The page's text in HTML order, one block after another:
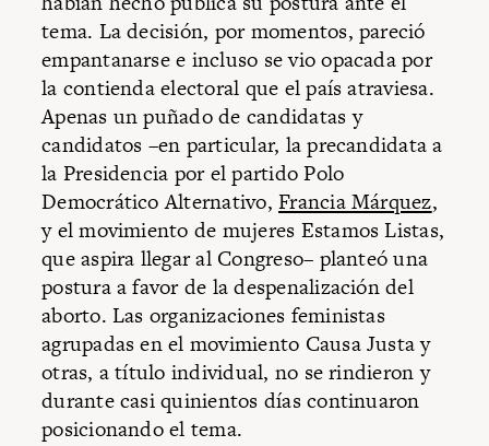
tema. La decisión, por momentos, pareció
empantanarse e incluso se vio opacada por
la contienda electoral que el país atraviesa.
Apenas un puñado de candidatas y
candidatos –en particular, la precandidata a
la Presidencia por el partido Polo
Democrático Alternativo,Francia Márquez,
y el movimiento de mujeres Estamos Listas,
que aspira llegar al Congreso– planteó una
postura a favor de la despenalización del
aborto. Las organizaciones feministas
agrupadas en el movimiento Causa Justa y
otras, a título individual, no se rindieron y
durante casi quinientos días continuaron
posicionando el tema.